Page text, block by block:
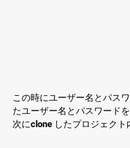
この時にユーザー名とパス
たユーザー名とパスワードを
次にclone したプロジェクト